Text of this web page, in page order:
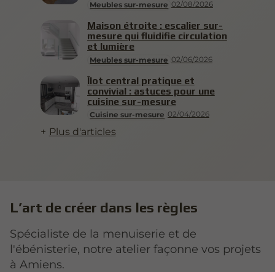
Meubles sur-mesure 02/08/2026
Meubles sur-mesure 02/06/2026
Maison étroite : escalier sur-
mesure qui fluidifie circulation
et lumière
Cuisine sur-mesure 02/04/2026
Îlot central pratique et
convivial : astuces pour une
cuisine sur-mesure
Plus d'articles
L’art de créer dans les règles
Spécialiste de la menuiserie et de
l'ébénisterie, notre atelier façonne vos projets
à Amiens.